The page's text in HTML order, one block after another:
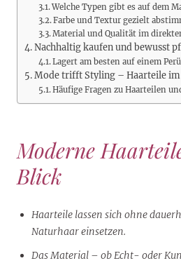
Welche Typen gibt es auf dem
Farbe und Textur gezielt
Material und Qualität im
Nachhaltig kaufen und bewusst
Lagert am besten auf einem
Mode trifft Styling – Haarteile im
Häufige Fragen zu Haarteilen
Moderne
Blick
Haarteile lassen sich ohne
Naturhaar einsetzen.
Das Material – ob Echt- oder